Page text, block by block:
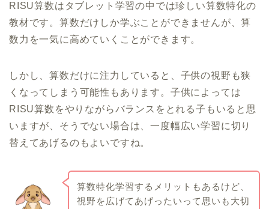
RISU算数はタブレット学習の中では珍しい算数特化の
教材です。算数だけしか学ぶことができませんが、算
数力を一気に高めていくことができます。
しかし、算数だけに注力していると、子供の視野も狭
くなってしまう可能性もあります。子供によっては
RISU算数をやりながらバランスをとれる子もいると思
いますが、そうでない場合は、一度幅広い学習に切り
替えてあげるのもよいですね。
算数特化学習するメリットもあるけど、
視野を広げてあげったいって思いも大切